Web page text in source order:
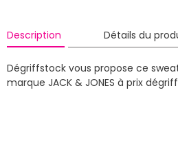
Description Détails du
Dégriffstock vous propose ce
marque JACK & JONES à prix